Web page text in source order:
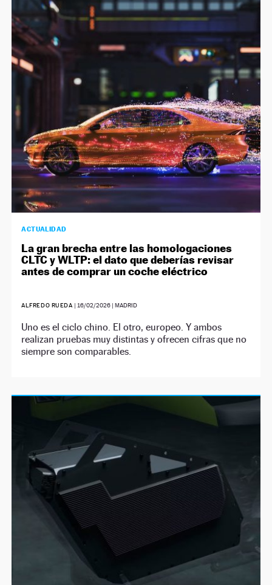
ACTUALIDAD
La gran brecha entre las homologaciones
CLTC y WLTP: el dato que deberías revisar
antes de comprar un coche eléctrico
ALFREDO RUEDA | 16/02/2026| MADRID
Uno es el ciclo chino. El otro, europeo. Y ambos
realizan pruebas muy distintas y ofrecen cifras que no
siempre son comparables.